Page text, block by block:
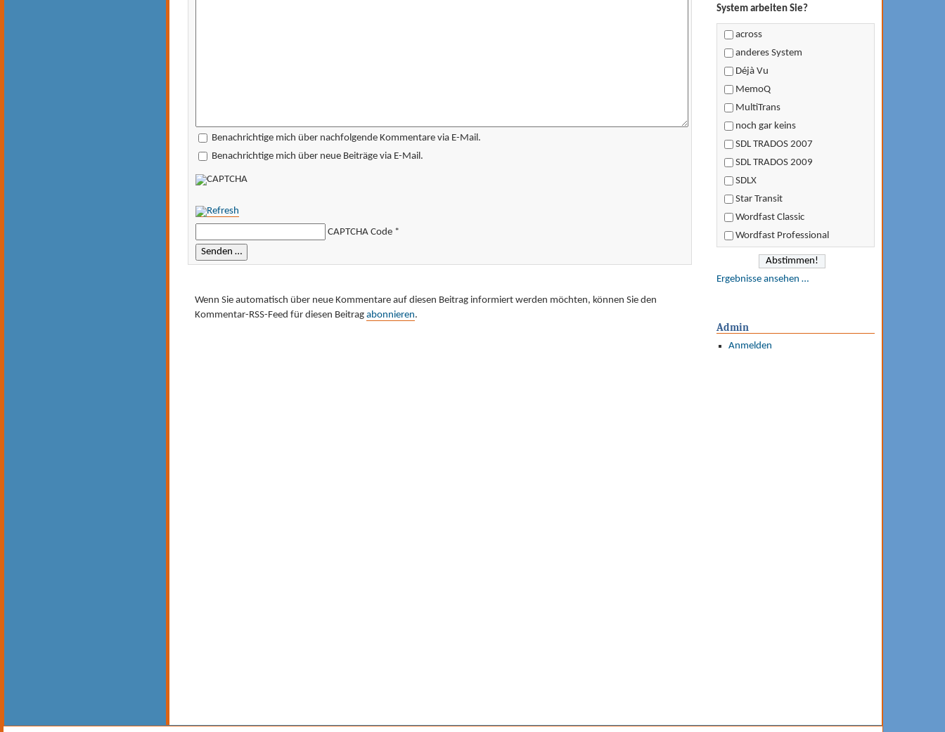
System arbeiten Sie?
across
anderes System
Déjà Vu
MemoQ
MultiTrans
noch gar keins
SDL TRADOS 2007
SDL TRADOS 2009
SDLX
Star Transit
Wordfast Classic
Wordfast Professional
Ergebnisse ansehen …
Admin
Anmelden
Benachrichtige mich über nachfolgende Kommentare via E-Mail.
Benachrichtige mich über neue Beiträge via E-Mail.
CAPTCHA Code *
Wenn Sie automatisch über neue Kommentare auf diesen Beitrag informiert werden möchten, können Sie den
Kommentar-RSS-Feed für diesen Beitrag abonnieren.